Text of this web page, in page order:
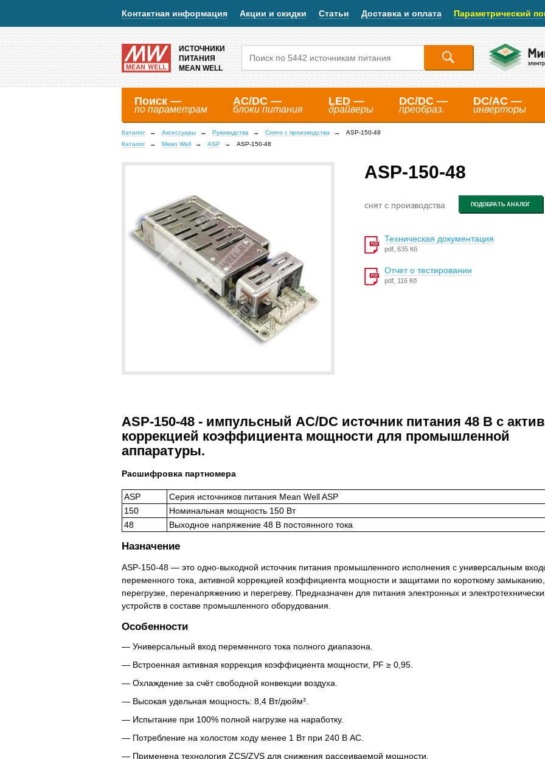
Контактная информация Акции и скидки Статьи Доставка и оплата Параметрический
ИСТОЧНИКИ
ПИТАНИЯ
MEAN WELL
Поиск —
по параметрам
AC/DC —
блоки питания
LED —
драйверы
DC/DC —
преобраз.
DC/AC —
инверторы
Каталог Аксессуары Руководства Снято с производства
ASP-150-48
Каталог
Mean Well ASP ASP-150-48
ASP-150-48
снят с производства ПОДОБРАТЬ АНАЛОГ
Техническая документация
pdf, 635 Кб
Отчет о тестировании
pdf, 116 Кб
ASP-150-48 - импульсный AC/DC источник питания 48 В с
коррекцией коэффициента мощности для промышленной
аппаратуры.
Расшифровка партномера
ASP
Серия источников питания Mean Well ASP
150
Номинальная мощность 150 Вт
48
Выходное напряжение 48 В постоянного тока
Назначение
ASP-150-48 — это одно-выходной источник питания промышленного исполнения с универсальным
переменного тока, активной коррекцией коэффициента мощности и защитами по короткому замыканию,
перегрузке, перенапряжению и перегреву. Предназначен для питания электронных и
устройств в составе промышленного оборудования.
Особенности
Универсальный вход переменного тока полного диапазона.
Встроенная активная коррекция коэффициента мощности, PF ≥ 0,95.
Охлаждение за счёт свободной конвекции воздуха.
Высокая удельная мощность: 8,4 Вт/дюйм³.
Испытание при 100% полной нагрузке на наработку.
Потребление на холостом ходу менее 1 Вт при 240 В AC.
Применена технология ZCS/ZVS для снижения рассеиваемой мощности.